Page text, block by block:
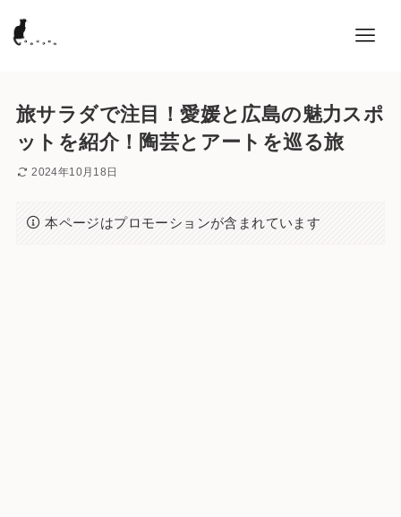
旅サラダで注目！愛媛と広島の魅力スポ
ットを紹介！陶芸とアートを巡る旅
2024年10月18日
本ページはプロモーションが含まれています